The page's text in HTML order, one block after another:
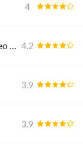
4
Movavi Video Suite 4.2
3.9
3.9